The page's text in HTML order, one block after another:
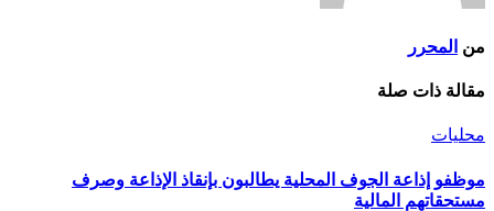
من المحرر
مقالة ذات صلة
محليات
موظفو إذاعة الجوف المحلية يطالبون بإنقاذ الإذاعة وصرف
مستحقاتهم المالية